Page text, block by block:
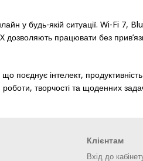
у будь-якій ситуації. Wi-Fi
дозволяють працювати без
інтелект, продуктивність
творчості та щоденних
Клієнтам
Вхід до